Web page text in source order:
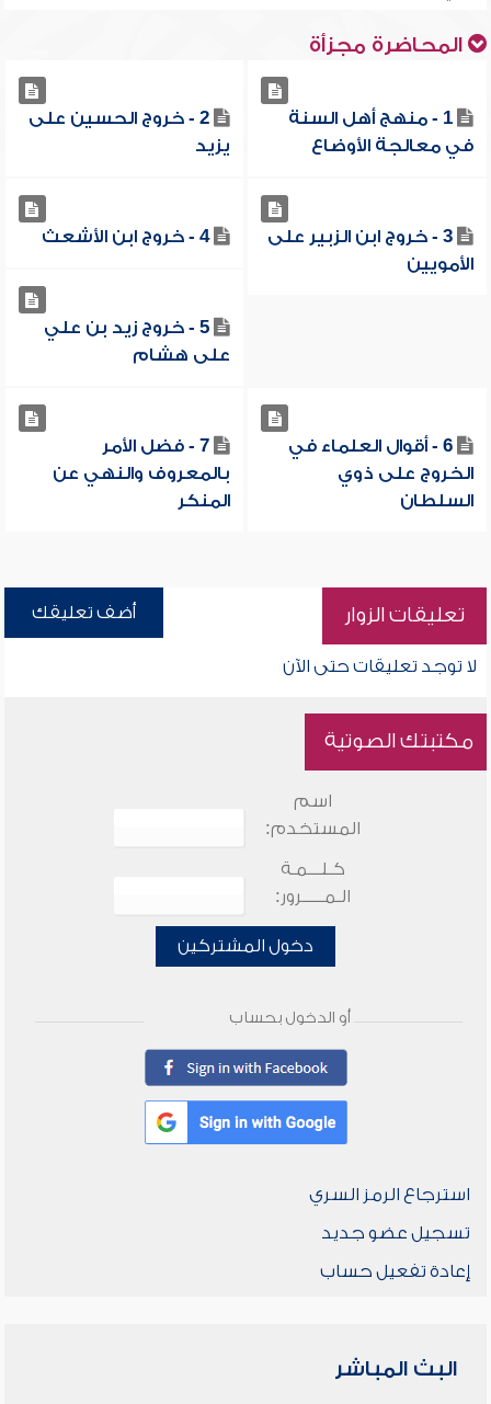
المحاضرة مجزأة
1 - منهج أهل السنة
في معالجة الأوضاع
2 - خروج الحسين على
يزيد
3 - خروج ابن الزبير على
الأمويين
4 - خروج ابن الأشعث
5 - خروج زيد بن علي
على هشام
6 - أقوال العلماء في
الخروج على ذوي
السلطان
7 - فضل الأمر
بالمعروف والنهي عن
المنكر
تعليقات الزوار أضف تعليقك
لا توجد تعليقات حتى الآن
مكتبتك الصوتية
اسم
المستخدم:
كـلـــمـة
الـمـــــرور:
دخول المشتركين
أو الدخول بحساب
استرجاع الرمز السري
تسجيل عضو جديد
إعادة تفعيل حساب
البث المباشر